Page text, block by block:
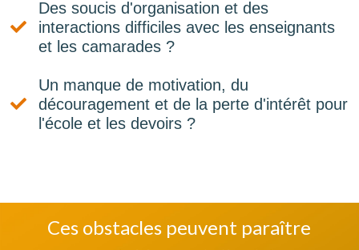
Des soucis d'organisation et des
interactions difficiles avec les enseignants
et les camarades ?
Un manque de motivation, du
découragement et de la perte d'intérêt pour
l'école et les devoirs ?
Ces obstacles peuvent paraître